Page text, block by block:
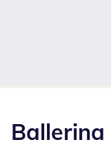
Ballerina